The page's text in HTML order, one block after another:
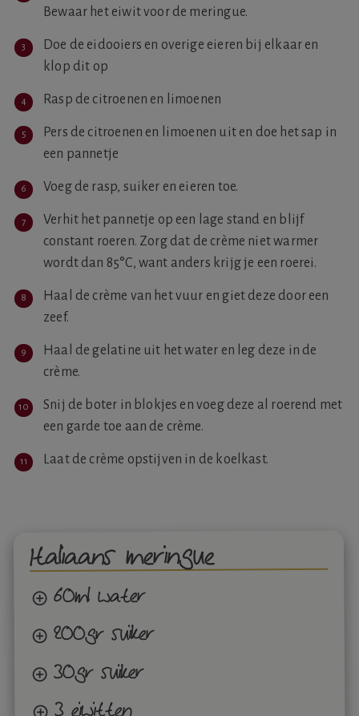
Bewaar het eiwit voor de meringue.
Doe de eidooiers en overige eieren bij elkaar en
klop dit op
Rasp de citroenen en limoenen
Pers de citroenen en limoenen uit en doe het sap in
een pannetje
Voeg de rasp, suiker en eieren toe.
Verhit het pannetje op een lage stand en blijf
constant roeren. Zorg dat de crème niet warmer
wordt dan 85°C, want anders krijg je een roerei.
Haal de crème van het vuur en giet deze door een
zeef.
Haal de gelatine uit het water en leg deze in de
crème.
Snij de boter in blokjes en voeg deze al roerend met
een garde toe aan de crème.
Laat de crème opstijven in de koelkast.
Italiaans meringue
60ml water
200gr suiker
30gr suiker
3 eiwitten